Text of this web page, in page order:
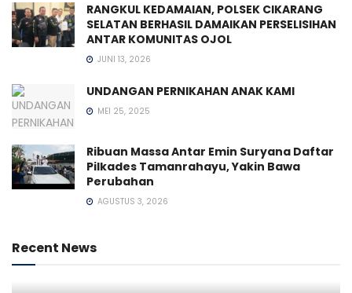
RANGKUL KEDAMAIAN, POLSEK CIKARANG
SELATAN BERHASIL DAMAIKAN PERSELISIHAN
ANTAR KOMUNITAS OJOL
JUNI 13, 2026
UNDANGAN PERNIKAHAN ANAK KAMI
MEI 25, 2025
Ribuan Massa Antar Emin Suryana Daftar
Pilkades Tamanrahayu, Yakin Bawa
Perubahan
AGUSTUS 3, 2026
Recent News